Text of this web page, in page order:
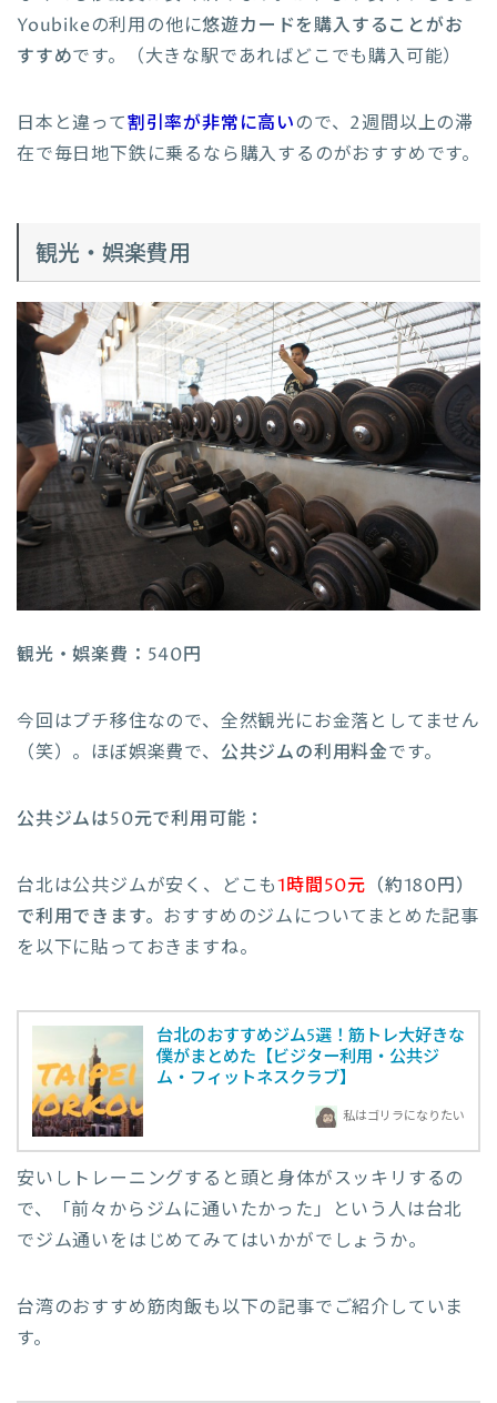
Youbikeの利用の他に悠遊カードを購入することがお
すすめです。（大きな駅であればどこでも購入可能）
日本と違って割引率が非常に高いので、2週間以上の滞
在で毎日地下鉄に乗るなら購入するのがおすすめです。
観光・娯楽費用
観光・娯楽費：540円
今回はプチ移住なので、全然観光にお金落としてません
（笑）。ほぼ娯楽費で、 公共ジムの利用料金です。
公共ジムは50元で利用可能：
台北は公共ジムが安く、どこも1時間50元 （約180円）
で利用できます。 おすすめのジムについてまとめた記事
を以下に貼っておきますね。
台北のおすすめジム5選！筋トレ大好きな
僕がまとめた【ビジター利用・公共ジ
ム・フィットネスクラブ】
私はゴリラになりたい
安いしトレーニングすると頭と身体がスッキリするの
で、「前々からジムに通いたかった」という人は台北
でジム通いをはじめてみてはいかがでしょうか。
台湾のおすすめ筋肉飯も以下の記事でご紹介していま
す。